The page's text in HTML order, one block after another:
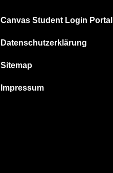
Canvas Student Login Portal
Datenschutzerklärung
Sitemap
Impressum